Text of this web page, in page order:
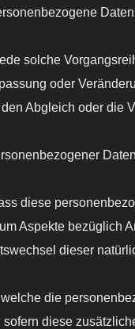
solche
oder
Abgleich oder die
diese
Aspekte bezüglich
dieser
die
diese